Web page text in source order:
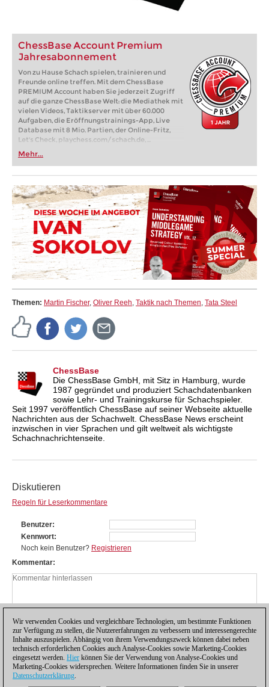
ChessBase Account Premium
Jahresabonnement
Von zu Hause Schach spielen, trainieren und
Freunde online treffen. Mit dem ChessBase
PREMIUM Account haben Sie jederzeit Zugriff
auf die ganze ChessBase Welt: die Mediathek mit
vielen Videos, Taktikserver mit über 60.000
Aufgaben, die Eröffnungstrainings-App, Live
Database mit 8 Mio. Partien, der Online-Fritz,
Let's Check, playchess.com/schach.de, ...
Mehr...
Themen: Martin Fischer, Oliver Reeh, Taktik nach Themen, Tata Steel
ChessBase
Die ChessBase GmbH, mit Sitz in Hamburg, wurde
1987 gegründet und produziert Schachdatenbanken
sowie Lehr- und Trainingskurse für Schachspieler.
Seit 1997 veröffentlich ChessBase auf seiner Webseite aktuelle
Nachrichten aus der Schachwelt. ChessBase News erscheint
inzwischen in vier Sprachen und gilt weltweit als wichtigste
Schachnachrichtenseite.
Diskutieren
Regeln für Leserkommentare
Benutzer
Kennwort
Noch kein Benutzer? Registrieren
Kommentar
Wir verwenden Cookies und vergleichbare Technologien, um bestimmte Funktionen
zur Verfügung zu stellen, die Nutzererfahrungen zu verbessern und interessengerechte
Inhalte auszuspielen. Abhängig von ihrem Verwendungszweck können dabei neben
technisch erforderlichen Cookies auch Analyse-Cookies sowie Marketing-Cookies
eingesetzt werden. Hier können Sie der Verwendung von Analyse-Cookies und
Marketing-Cookies widersprechen. Weitere Informationen finden Sie in unserer
Datenschutzerklärung.